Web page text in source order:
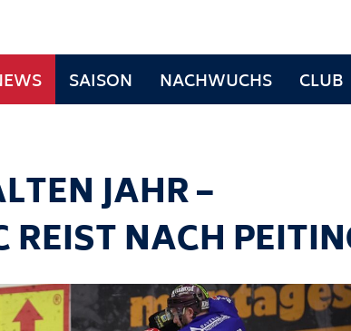
SAISON NACHWUCHS CLUB
JAHR –
REIST NACH